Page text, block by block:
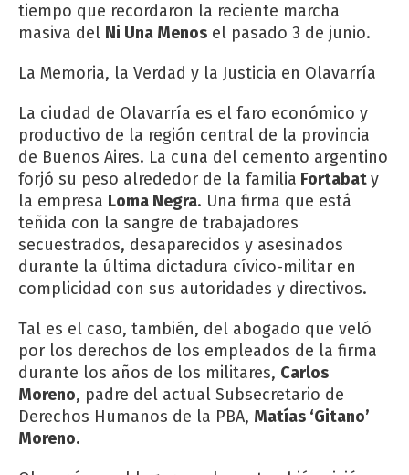
tiempo que recordaron la reciente marcha
masiva del Ni Una Menos el pasado 3 de junio.
La Memoria, la Verdad y la Justicia en Olavarría
La ciudad de Olavarría es el faro económico y
productivo de la región central de la provincia
de Buenos Aires. La cuna del cemento argentino
forjó su peso alrededor de la familia Fortabaty
la empresa Loma Negra. Una firma que está
teñida con la sangre de trabajadores
secuestrados, desaparecidos y asesinados
durante la última dictadura cívico-militar en
complicidad con sus autoridades y directivos.
Tal es el caso, también, del abogado que veló
por los derechos de los empleados de la firma
durante los años de los militares, Carlos
Moreno, padre del actual Subsecretario de
Derechos Humanos de la PBA, Matías ‘Gitano’
Moreno.